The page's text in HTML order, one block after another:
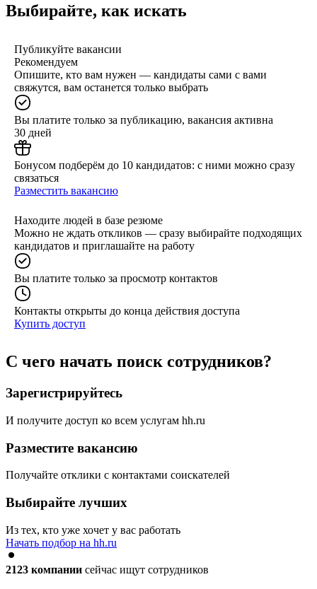
Выбирайте, как искать
Публикуйте вакансии
Рекомендуем
Опишите, кто вам нужен — кандидаты сами с вами
свяжутся, вам останется только выбрать
Вы платите только за публикацию, вакансия активна
30 дней
Бонусом подберём до 10 кандидатов: с ними можно сразу
связаться
Разместить вакансию
Находите людей в базе резюме
Можно не ждать откликов — сразу выбирайте подходящих
кандидатов и приглашайте на работу
Вы платите только за просмотр контактов
Контакты открыты до конца действия доступа
Купить доступ
С чего начать поиск сотрудников?
Зарегистрируйтесь
И получите доступ ко всем услугам hh.ru
Разместите вакансию
Получайте отклики с контактами соискателей
Выбирайте лучших
Из тех, кто уже хочет у вас работать
Начать подбор на hh.ru
2123 компании сейчас ищут сотрудников